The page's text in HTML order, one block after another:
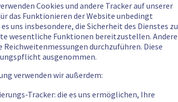
Cookies und andere Tracker auf unserer
das Funktionieren der Website unbedingt
uns insbesondere, die Sicherheit des Dienstes zu
wesentliche Funktionen bereitzustellen. Andere
durchzuführen. Diese
ausgenommen.
verwenden wir außerdem:
Tracker: die es uns ermöglichen, Ihre